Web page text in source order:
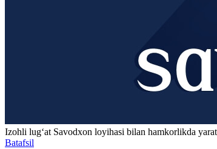
Izohli lugʻat Savodxon loyihasi bilan hamkorlikda
Batafsil